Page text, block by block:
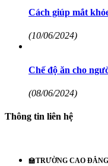
Cách giúp mắt
(10/06/2024)
Chế độ ăn cho
(08/06/2024)
Thông tin liên hệ
🏫TRƯỜNG CAO